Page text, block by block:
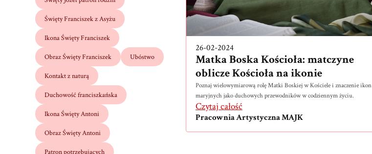
Święty Franciszek z Asyżu
Ikona Święty Franciszek
Obraz Święty Franciszek Ubóstwo
Kontakt z naturą
Duchowość franciszkańska
Ikona Święty Antoni
Obraz Święty Antoni
Patron potrzebujących
26-02-2024
Matka Boska Kościoła: matczyne
oblicze Kościoła na ikonie
Poznaj wielowymiarową rolę Matki Boskiej w Kościele i znaczenie ikon
maryjnych jako duchowych przewodników w codziennym życiu.
Czytaj całość
Pracownia Artystyczna MAJK